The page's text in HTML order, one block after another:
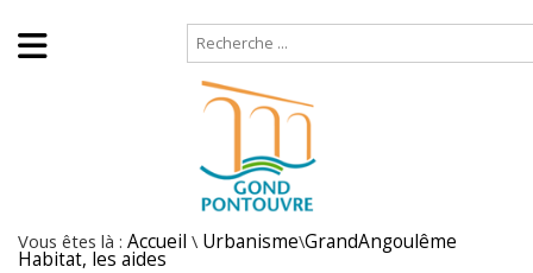
Vous êtes là : Accueil \ Urbanisme\GrandAngoulême
Habitat, les aides